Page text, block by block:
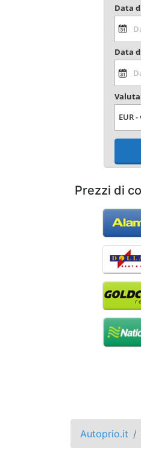
Data
Data
Prezzi di
Autoprio.it